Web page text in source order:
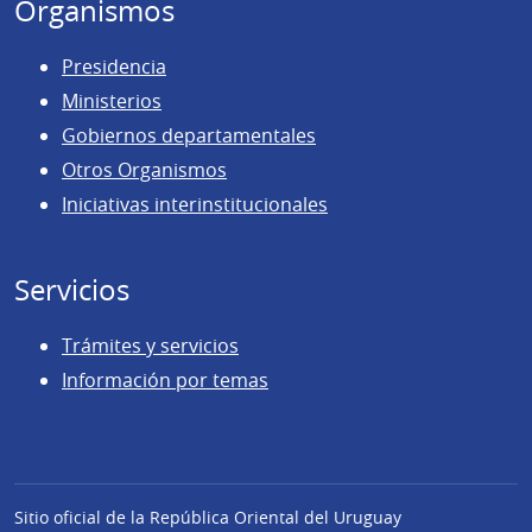
Organismos
Presidencia
Ministerios
Gobiernos departamentales
Otros Organismos
Iniciativas interinstitucionales
Servicios
Trámites y servicios
Información por temas
Sitio oficial de la República Oriental del Uruguay